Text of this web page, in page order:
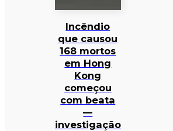
Incêndio
que causou
168 mortos
em Hong
Kong
começou
com beata
—
investigação